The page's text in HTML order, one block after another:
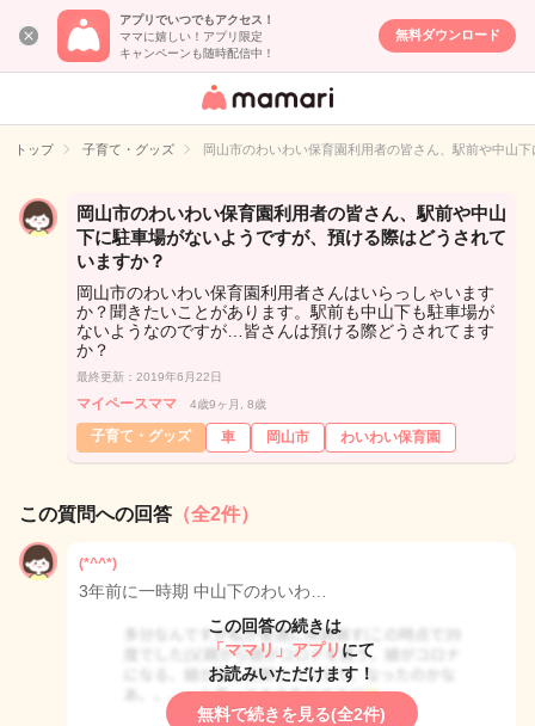
アプリでいつでもアクセス！
ママに嬉しい！アプリ限定
キャンペーンも随時配信中！
無料ダウンロード
女性専用匿名QA
イト
トップ 子育て・グッズ 岡山市のわいわい保育園利用者の皆さん、駅前や中山
岡山市のわいわい保育園利用者の皆さん、駅前や中山
下に駐車場がないようですが、預ける際はどうされて
いますか？
岡山市のわいわい保育園利用者さんはいらっしゃいます
か？聞きたいことがあります。駅前も中山下も駐車場が
ないようなのですが…皆さんは預ける際どうされてます
か？
最終更新：2019年6月22日
マイペースママ 4歳9ヶ月, 8歳
子育て・グッズ 車 岡山市 わいわい保育園
この質問への回答 （全2件）
(*^^*)
3年前に一時期 中山下のわいわ…
この回答の続きは
「ママリ」アプリ にて
お読みいただけます！
無料で続きを見る(全2件)